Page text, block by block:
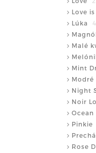
Love
Lúka
4
Malé
Mint
Modré
Night
Noir
Ocean
Pinkie
Rose